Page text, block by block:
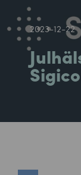
2023-12-22